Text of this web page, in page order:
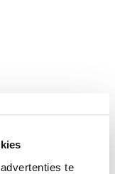
te
RVS. RVS
Daarnaast is